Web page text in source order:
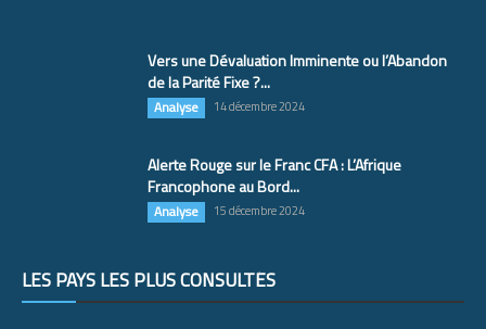
Vers une Dévaluation Imminente ou l’Abandon
de la Parité Fixe ?...
Analyse 14 décembre 2024
Alerte Rouge sur le Franc CFA : L’Afrique
Francophone au Bord...
Analyse 15 décembre 2024
LES PAYS LES PLUS CONSULTÉS